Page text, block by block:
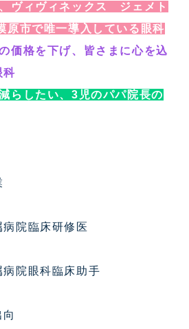
ヴィヴィネックス ジェメト
原市で唯一導入している眼科
価格を下げ、皆さまに心を込
科
らしたい、3児のパパ院長の
院臨床研修医
院眼科臨床助手